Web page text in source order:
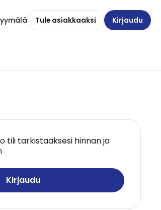
Tule asiakkaaksi Kirjaudu
tili tarkistaaksesi hinnan ja
Kirjaudu